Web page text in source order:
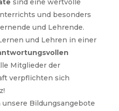
sind eine wertvolle
und besonders
und Lehrende.
und Lehren in einer
Mitglieder der
verpflichten sich
Bildungsangebote